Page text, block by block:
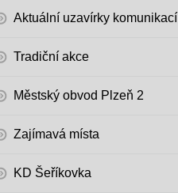
Aktuální uzavírky komunikací
Tradiční akce
Městský obvod Plzeň 2
Zajímavá místa
KD Šeříkovka